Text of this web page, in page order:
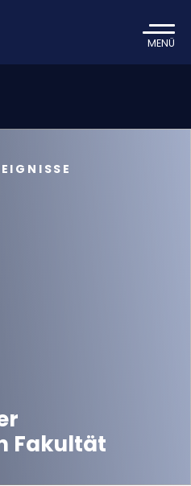
MENÜ
Fakultät